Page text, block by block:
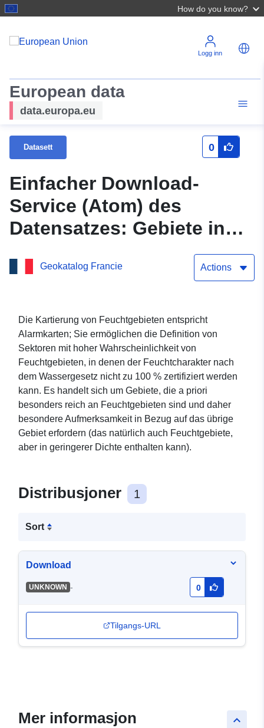
How do you know?
Logg inn
European data
data.europa.eu
Datasett 0
Einfacher Download-
Service (Atom) des
Datensatzes: Gebiete in
Dominante Humide (ZDH)
im Gebiet Lothringens
Geokatalog Francie Actions
Die Kartierung von Feuchtgebieten entspricht
Alarmkarten; Sie ermöglichen die Definition von
Sektoren mit hoher Wahrscheinlichkeit von
Feuchtgebieten, in denen der Feuchtcharakter nach
dem Wassergesetz nicht zu 100 % zertifiziert werden
kann. Es handelt sich um Gebiete, die a priori
besonders reich an Feuchtgebieten sind und daher
besondere Aufmerksamkeit in Bezug auf das übrige
Gebiet erfordern (das natürlich auch Feuchtgebiete,
aber in geringerer Dichte enthalten kann).
Distribusjoner 1
Sort
Download
UNKNOWN - 0
Tilgangs-URL
keyboard_arrow_up
Mer informasjon